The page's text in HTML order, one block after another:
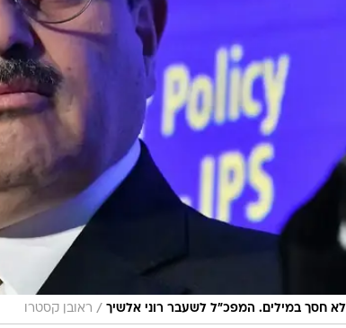
לא חסך במילים. המפכ"ל לשעבר רוני אלשיך / ראובן קסטרו